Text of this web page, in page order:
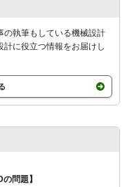
問題】
の執筆もしている機械設計
計に役立つ情報をお届けし